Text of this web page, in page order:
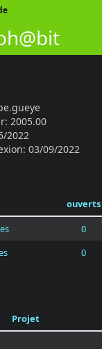
2005.00
2022
03/09/2022
ouverts
0
0
Projet